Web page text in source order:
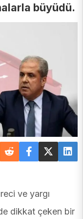
büyüdü.
ve yargı
dikkat çeken bir